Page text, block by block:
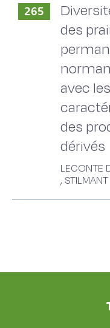
265
des
avec les
des
dérivés
LECONTE
,